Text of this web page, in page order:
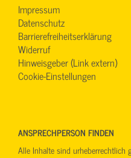
Impressum
Datenschutz
Barrierefreiheitserklärung
Widerruf
Hinweisgeber (Link extern)
Cookie-Einstellungen
ANSPRECHPERSON FINDEN
Alle Inhalte sind urheberrechtlich